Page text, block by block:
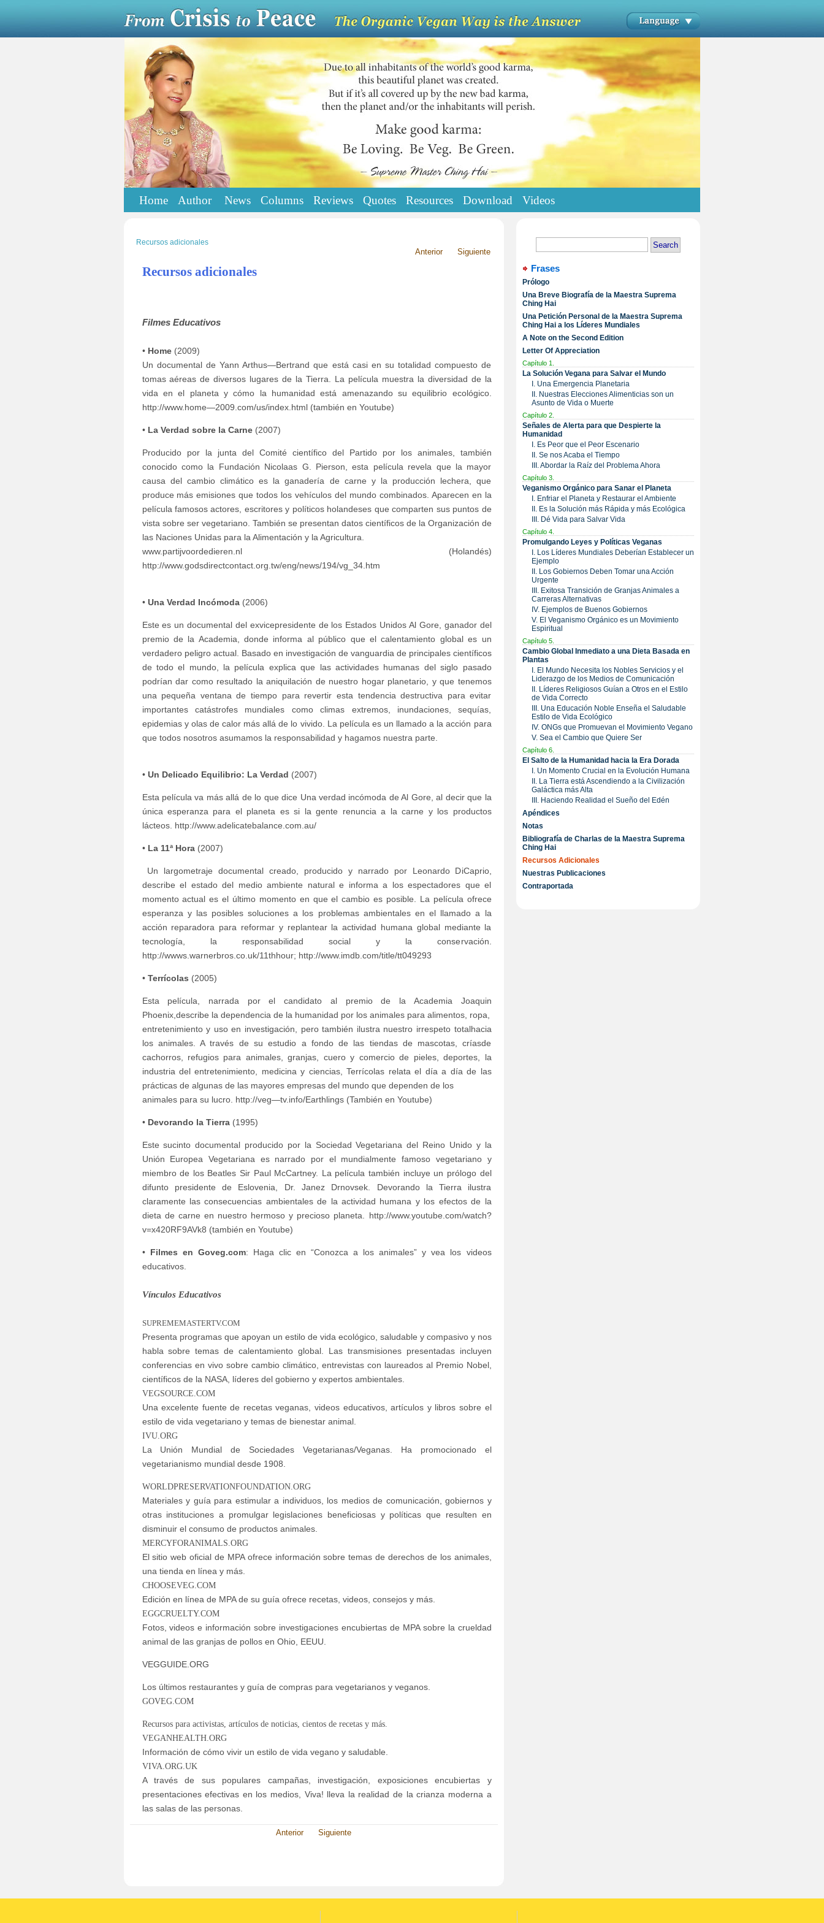
Home Author News Columns Reviews Quotes Resources Download Videos
Recursos adicionales
Anterior Siguiente
Recursos adicionales
Filmes Educativos
• Home (2009)
Un documental de Yann Arthus—Bertrand que está casi en su totalidad compuesto de
tomas aéreas de diversos lugares de la Tierra. La película muestra la diversidad de la
vida en el planeta y cómo la humanidad está amenazando su equilibrio ecológico.
http://www.home—2009.com/us/index.html (también en Youtube)
• La Verdad sobre la Carne(2007)
Producido por la junta del Comité científico del Partido por los animales, también
conocido como la Fundación Nicolaas G. Pierson, esta película revela que la mayor
causa del cambio climático es la ganadería de carne y la producción lechera, que
produce más emisiones que todos los vehículos del mundo combinados. Aparecen en la
película famosos actores, escritores y políticos holandeses que comparten sus puntos de
vista sobre ser vegetariano. También se presentan datos científicos de la Organización de
las Naciones Unidas para la Alimentación y la Agricultura.
www.partijvoordedieren.nl (Holandés)
http://www.godsdirectcontact.org.tw/eng/news/194/vg_34.htm
• Una Verdad Incómoda(2006)
Este es un documental del exvicepresidente de los Estados Unidos Al Gore, ganador del
premio de la Academia, donde informa al público que el calentamiento global es un
verdadero peligro actual. Basado en investigación de vanguardia de principales científicos
de todo el mundo, la película explica que las actividades humanas del siglo pasado
podrían dar como resultado la aniquilación de nuestro hogar planetario, y que tenemos
una pequeña ventana de tiempo para revertir esta tendencia destructiva para evitar
importantes catástrofes mundiales como climas extremos, inundaciones, sequías,
epidemias y olas de calor más allá de lo vivido. La película es un llamado a la acción para
que todos nosotros asumamos la responsabilidad y hagamos nuestra parte.
• Un Delicado Equilibrio: La Verdad (2007)
Esta película va más allá de lo que dice Una verdad incómoda de Al Gore, al decir que la
única esperanza para el planeta es si la gente renuncia a la carne y los productos
lácteos. http://www.adelicatebalance.com.au/
• La 11ª Hora (2007)
Un largometraje documental creado, producido y narrado por Leonardo DiCaprio,
describe el estado del medio ambiente natural e informa a los espectadores que el
momento actual es el último momento en que el cambio es posible. La película ofrece
esperanza y las posibles soluciones a los problemas ambientales en el llamado a la
acción reparadora para reformar y replantear la actividad humana global mediante la
tecnología, la responsabilidad social y la conservación.
http://wwws.warnerbros.co.uk/11thhour; http://www.imdb.com/title/tt049293
• Terrícolas (2005)
Esta película, narrada por el candidato al premio de la Academia Joaquin
Phoenix,describe la dependencia de la humanidad por los animales para alimentos, ropa,
entretenimiento y uso en investigación, pero también ilustra nuestro irrespeto totalhacia
los animales. A través de su estudio a fondo de las tiendas de mascotas, críasde
cachorros, refugios para animales, granjas, cuero y comercio de pieles, deportes, la
industria del entretenimiento, medicina y ciencias, Terrícolas relata el día a día de las
prácticas de algunas de las mayores empresas del mundo que dependen de los
animales para su lucro. http://veg—tv.info/Earthlings (También en Youtube)
• Devorando la Tierra(1995)
Este sucinto documental producido por la Sociedad Vegetariana del Reino Unido y la
Unión Europea Vegetariana es narrado por el mundialmente famoso vegetariano y
miembro de los Beatles Sir Paul McCartney. La película también incluye un prólogo del
difunto presidente de Eslovenia, Dr. Janez Drnovsek. Devorando la Tierra ilustra
claramente las consecuencias ambientales de la actividad humana y los efectos de la
dieta de carne en nuestro hermoso y precioso planeta. http://www.youtube.com/watch?
v=x420RF9AVk8 (también en Youtube)
• Filmes en Goveg.com: Haga clic en “Conozca a los animales” y vea los videos
educativos.
Vínculos Educativos
SUPREMEMASTERTV.COM
Presenta programas que apoyan un estilo de vida ecológico, saludable y compasivo y nos
habla sobre temas de calentamiento global. Las transmisiones presentadas incluyen
conferencias en vivo sobre cambio climático, entrevistas con laureados al Premio Nobel,
científicos de la NASA, líderes del gobierno y expertos ambientales.
VEGSOURCE.COM
Una excelente fuente de recetas veganas, videos educativos, artículos y libros sobre el
estilo de vida vegetariano y temas de bienestar animal.
IVU.ORG
La Unión Mundial de Sociedades Vegetarianas/Veganas. Ha promocionado el
vegetarianismo mundial desde 1908.
WORLDPRESERVATIONFOUNDATION.ORG
Materiales y guía para estimular a individuos, los medios de comunicación, gobiernos y
otras instituciones a promulgar legislaciones beneficiosas y políticas que resulten en
disminuir el consumo de productos animales.
MERCYFORANIMALS.ORG
El sitio web oficial de MPA ofrece información sobre temas de derechos de los animales,
una tienda en línea y más.
CHOOSEVEG.COM
Edición en línea de MPA de su guía ofrece recetas, videos, consejos y más.
EGGCRUELTY.COM
Fotos, videos e información sobre investigaciones encubiertas de MPA sobre la crueldad
animal de las granjas de pollos en Ohio, EEUU.
VEGGUIDE.ORG
Los últimos restaurantes y guía de compras para vegetarianos y veganos.
GOVEG.COM
Recursos para activistas, artículos de noticias, cientos de recetas y más.
VEGANHEALTH.ORG
Información de cómo vivir un estilo de vida vegano y saludable.
VIVA.ORG.UK
A través de sus populares campañas, investigación, exposiciones encubiertas y
presentaciones efectivas en los medios, Viva! lleva la realidad de la crianza moderna a
las salas de las personas.
Anterior Siguiente
Frases
Prólogo
Una Breve Biografía de la Maestra Suprema
Ching Hai
Una Petición Personal de la Maestra Suprema
Ching Hai a los Líderes Mundiales
A Note on the Second Edition
Letter Of Appreciation
Capítulo 1.
La Solución Vegana para Salvar el Mundo
I. Una Emergencia Planetaria
II. Nuestras Elecciones Alimenticias son un
Asunto de Vida o Muerte
Capítulo 2.
Señales de Alerta para que Despierte la
Humanidad
I. Es Peor que el Peor Escenario
II. Se nos Acaba el Tiempo
III. Abordar la Raíz del Problema Ahora
Capítulo 3.
Veganismo Orgánico para Sanar el Planeta
I. Enfriar el Planeta y Restaurar el Ambiente
II. Es la Solución más Rápida y más Ecológica
III. Dé Vida para Salvar Vida
Capítulo 4.
Promulgando Leyes y Políticas Veganas
I. Los Líderes Mundiales Deberían Establecer un
Ejemplo
II. Los Gobiernos Deben Tomar una Acción
Urgente
III. Exitosa Transición de Granjas Animales a
Carreras Alternativas
IV. Ejemplos de Buenos Gobiernos
V. El Veganismo Orgánico es un Movimiento
Espiritual
Capítulo 5.
Cambio Global Inmediato a una Dieta Basada en
Plantas
I. El Mundo Necesita los Nobles Servicios y el
Liderazgo de los Medios de Comunicación
II. Líderes Religiosos Guían a Otros en el Estilo
de Vida Correcto
III. Una Educación Noble Enseña el Saludable
Estilo de Vida Ecológico
IV. ONGs que Promuevan el Movimiento Vegano
V. Sea el Cambio que Quiere Ser
Capítulo 6.
El Salto de la Humanidad hacia la Era Dorada
I. Un Momento Crucial en la Evolución Humana
II. La Tierra está Ascendiendo a la Civilización
Galáctica más Alta
III. Haciendo Realidad el Sueño del Edén
Apéndices
Notas
Bibliografía de Charlas de la Maestra Suprema
Ching Hai
Recursos Adicionales
Nuestras Publicaciones
Contraportada